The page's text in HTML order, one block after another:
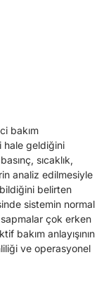
bakım
hale geldiğini
sıcaklık,
analiz edilmesiyle
belirten
sistemin normal
çok erken
bakım anlayışının
ve operasyonel